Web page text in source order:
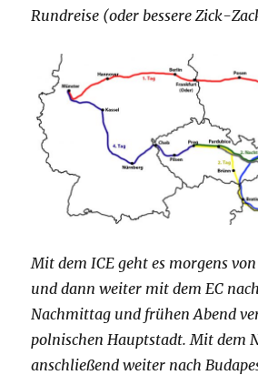
Rundreise (oder bessere Zick-
Mit dem ICE geht es morgens
und dann weiter mit dem EC
Nachmittag und frühen Abend
polnischen Hauptstadt. Mit dem
anschließend weiter nach